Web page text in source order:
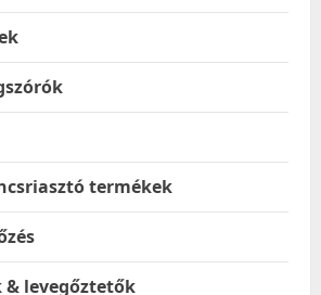
termékek
levegőztetők